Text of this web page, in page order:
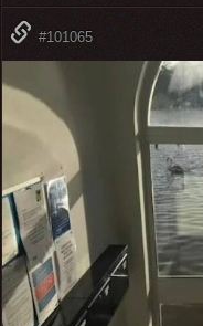
#101065